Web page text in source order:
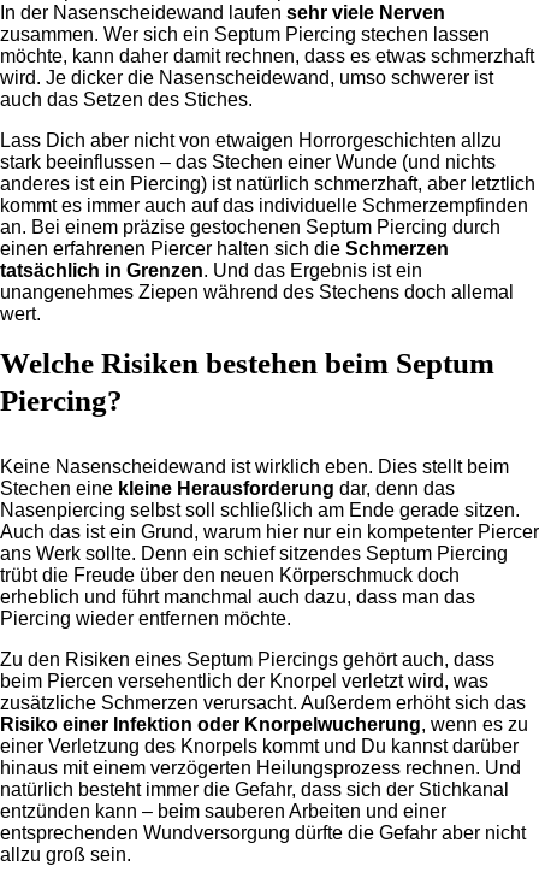
In der Nasenscheidewand laufen sehr viele Nerven
zusammen. Wer sich ein Septum Piercing stechen lassen
möchte, kann daher damit rechnen, dass es etwas schmerzhaft
wird. Je dicker die Nasenscheidewand, umso schwerer ist
auch das Setzen des Stiches.
Lass Dich aber nicht von etwaigen Horrorgeschichten allzu
stark beeinflussen – das Stechen einer Wunde (und nichts
anderes ist ein Piercing) ist natürlich schmerzhaft, aber letztlich
kommt es immer auch auf das individuelle Schmerzempfinden
an. Bei einem präzise gestochenen Septum Piercing durch
einen erfahrenen Piercer halten sich die Schmerzen
tatsächlich in Grenzen. Und das Ergebnis ist ein
unangenehmes Ziepen während des Stechens doch allemal
wert.
Welche Risiken bestehen beim Septum
Piercing?
Keine Nasenscheidewand ist wirklich eben. Dies stellt beim
Stechen eine kleine Herausforderung dar, denn das
Nasenpiercing selbst soll schließlich am Ende gerade sitzen.
Auch das ist ein Grund, warum hier nur ein kompetenter Piercer
ans Werk sollte. Denn ein schief sitzendes Septum Piercing
trübt die Freude über den neuen Körperschmuck doch
erheblich und führt manchmal auch dazu, dass man das
Piercing wieder entfernen möchte.
Zu den Risiken eines Septum Piercings gehört auch, dass
beim Piercen versehentlich der Knorpel verletzt wird, was
zusätzliche Schmerzen verursacht. Außerdem erhöht sich das
Risiko einer Infektion oder Knorpelwucherung, wenn es zu
einer Verletzung des Knorpels kommt und Du kannst darüber
hinaus mit einem verzögerten Heilungsprozess rechnen. Und
natürlich besteht immer die Gefahr, dass sich der Stichkanal
entzünden kann – beim sauberen Arbeiten und einer
entsprechenden Wundversorgung dürfte die Gefahr aber nicht
allzu groß sein.